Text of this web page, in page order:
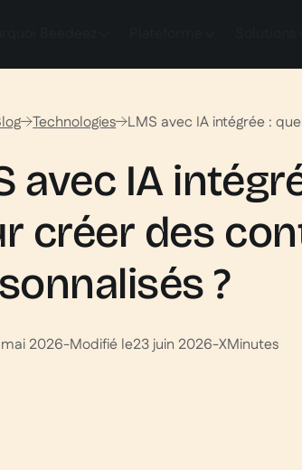
Technologies LMS avec IA intégrée :
avec IA
créer des
?
mai 2026-Modifié le23 juin 2026-XMinutes